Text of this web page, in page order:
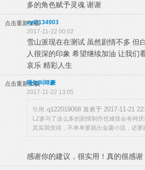
多的角色赋予灵魂 谢谢
点击重新加载xyl2134903
2017-11-22 00:02
雪山派现在在测试 虽然剧情不多 但
人很深的印象 希望继续加油 让我们
哀乐 精彩人生
点击重新加载唔知叫咩豪
2017-11-22 13:05
引用: q122019068 发表于 2017-11-21
LZ参与了这么多的剧情制作也难怪会有种厌
其实我觉得，不单单要跳出金庸小说，还要
感谢你的建议，很实用！真的很感谢